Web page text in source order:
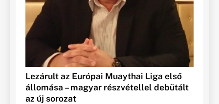
Lezárult az Európai Muaythai Liga első
állomása – magyar részvétellel debütált
az új sorozat